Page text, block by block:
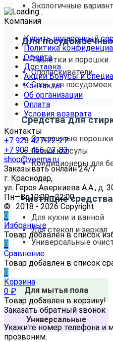
Экологичные
Для
Таблетки и порошки
Ополаскиватели
Соль для посудомоек
Средства для
Стиральные порошки
Гели и капсулы
Кондиционеры для
Чистящие средства
Для кухни и ванной
Для стекол и зеркал
Универсальные
Для мытья пола
Универсальные
Компания
Купить подарочный
Политика
Оферта
Доставка
Акции Бонусы и
Контакты
Об организации
Оплата
Условия возврата
Контакты
+7 928 427-22-27
+7 909 466-23-83
shop@veema.ru
Заказывать онлайн 24/7
г. Краснодар,
ул. Героя Аверкиева А.А., д.
Пн—Вс10:00—22:00
© 2018 - 2026 Copyright
0
Избранные
Товар добавлен в список
0
Сравнение
Товар добавлен в список
0
Корзина
0 ₽
Товар добавлен в корзину!
Заказать обратный звонок
Укажите номер телефона и
прозвоним.